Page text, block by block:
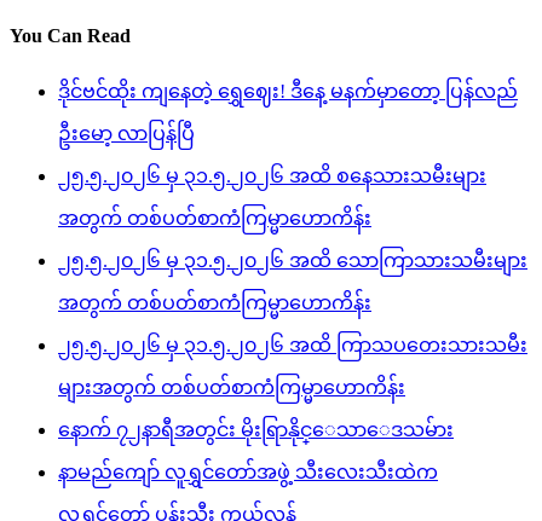
You Can Read
ဒိုင်ဗင်ထိုး ကျနေတဲ့ ရွှေဈေး! ဒီနေ့ မနက်မှာတော့ ပြန်လည်
ဦးမော့ လာပြန်ပြီ
၂၅.၅.၂၀၂၆ မှ ၃၁.၅.၂၀၂၆ အထိ စနေသားသမီးများ
အတွက် တစ်ပတ်စာကံကြမ္မာဟောကိန်း
၂၅.၅.၂၀၂၆ မှ ၃၁.၅.၂၀၂၆ အထိ သောကြာသားသမီးများ
အတွက် တစ်ပတ်စာကံကြမ္မာဟောကိန်း
၂၅.၅.၂၀၂၆ မှ ၃၁.၅.၂၀၂၆ အထိ ကြာသပတေးသားသမီး
များအတွက် တစ်ပတ်စာကံကြမ္မာဟောကိန်း
နောက် ၇၂နာရီအတွင်း မိုးရြာနိုင္ေသာေဒသမ်ား
နာမည်ကျော် လူရွှင်တော်အဖွဲ့ သီးလေးသီးထဲက
လူရွှင်တော် ပန်းသီး ကွယ်လွန်